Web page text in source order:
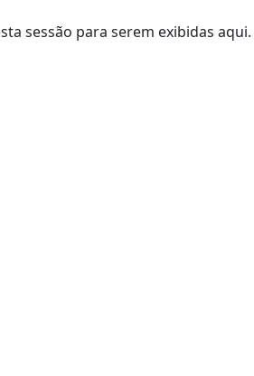
sessão para serem exibidas aqui.